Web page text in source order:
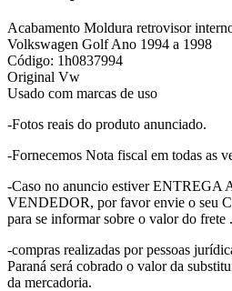
Acabamento Moldura retrovisor
Volkswagen Golf Ano 1994 a 1998
Código: 1h0837994
Original Vw
Usado com marcas de uso
-Fotos reais do produto anunciado.
-Fornecemos Nota fiscal em todas as
-Caso no anuncio estiver
VENDEDOR, por favor envie o seu
para se informar sobre o valor do frete .
-compras realizadas por pessoas
Paraná será cobrado o valor da
da mercadoria.